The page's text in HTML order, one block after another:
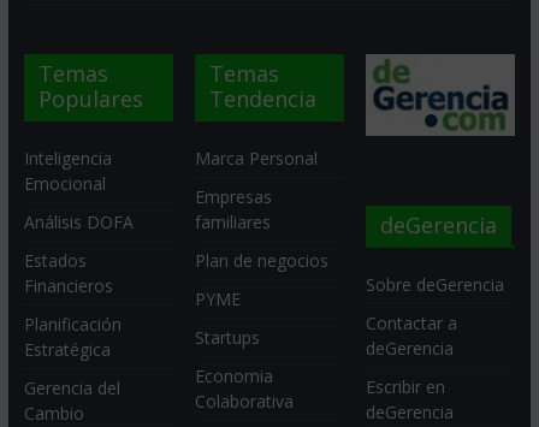
Temas
Populares
Inteligencia
Emocional
Análisis DOFA
Estados
Financieros
Planificación
Estratégica
Gerencia del
Cambio
Temas
Tendencia
Marca Personal
Empresas
familiares
Plan de negocios
PYME
Startups
Economia
Colaborativa
deGerencia
Sobre deGerencia
Contactar a
deGerencia
Escribir en
deGerencia